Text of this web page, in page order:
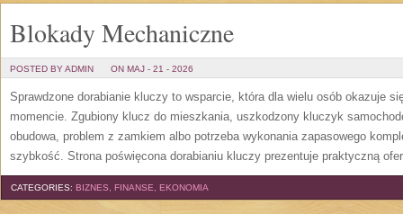
Blokady Mechaniczne
POSTED BY ADMIN ON MAJ - 21 - 2026
Sprawdzone dorabianie kluczy to wsparcie, która dla wielu osób okazuje
momencie. Zgubiony klucz do mieszkania, uszkodzony kluczyk
obudowa, problem z zamkiem albo potrzeba wykonania zapasowego
szybkość. Strona poświęcona dorabianiu kluczy prezentuje praktyczną
CATEGORIES: BIZNES, FINANSE, EKONOMIA